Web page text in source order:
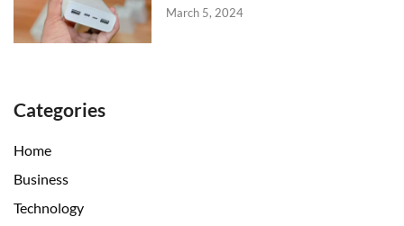
March 5, 2024
Categories
Home
Business
Technology